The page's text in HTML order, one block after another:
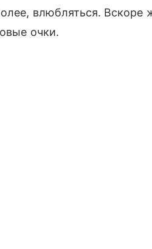
влюбляться. Вскоре
очки.